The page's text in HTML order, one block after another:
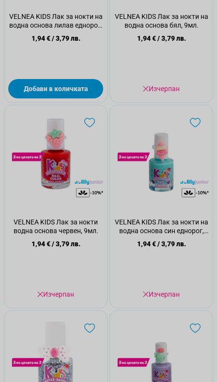
VELNEA KIDS Лак за нокти на
водна основа лилав еднорог,
9мл.
1,94 €/3,79 лв.
Добави в количката
VELNEA KIDS Лак за нокти на
водна основа бял, 9мл.
1,94 €/3,79 лв.
Изчерпан
VELNEA KIDS Лак за нокти
водна основа червен, 9мл.
1,94 €/3,79 лв.
Изчерпан
VELNEA KIDS Лак за нокти на
водна основа син еднорог,
9мл.
1,94 €/3,79 лв.
Изчерпан